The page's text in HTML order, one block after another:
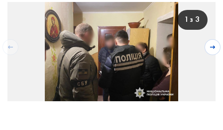
1 з 3